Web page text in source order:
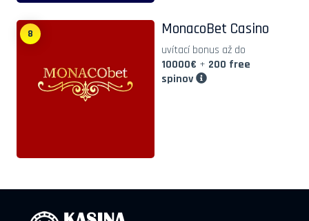
8 MonacoBet Casino
uvítací bonus až do
10000€ + 200 free
spinov